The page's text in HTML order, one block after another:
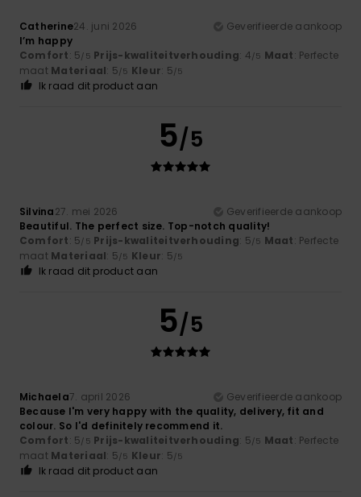
Catherine24. juni 2026
Geverifieerde aankoop
I’m happy
Comfort: 5/5 Prijs-kwaliteitverhouding: 4/5 Maat: Perfecte
maat Materiaal: 5/5 Kleur: 5/5
Ik raad dit product aan
5/5
Silvina27. mei 2026
Geverifieerde aankoop
Beautiful. The perfect size. Top-notch quality!
Comfort: 5/5 Prijs-kwaliteitverhouding: 5/5 Maat: Perfecte
maat Materiaal: 5/5 Kleur: 5/5
Ik raad dit product aan
5/5
Michaela7. april 2026
Geverifieerde aankoop
Because I'm very happy with the quality, delivery, fit and
colour. So I'd definitely recommend it.
Comfort: 5/5 Prijs-kwaliteitverhouding: 5/5 Maat: Perfecte
maat Materiaal: 5/5 Kleur: 5/5
Ik raad dit product aan